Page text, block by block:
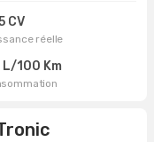
CV
réelle
L/100 Km